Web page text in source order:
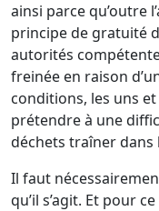
ainsi parce qu’outre
principe de gratuité
autorités
freinée en raison
conditions, les uns
prétendre à une
déchets traîner dans
Il faut
qu’il s’agit. Et pour